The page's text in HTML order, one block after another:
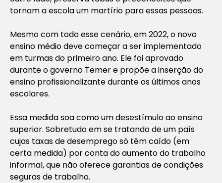
tornam a escola um martírio para essas pessoas.
Mesmo com todo esse cenário, em 2022, o novo
ensino médio deve começar a ser implementado
em turmas do primeiro ano. Ele foi aprovado
durante o governo Temer e propõe a inserção do
ensino profissionalizante durante os últimos anos
escolares.
Essa medida soa como um desestímulo ao ensino
superior. Sobretudo em se tratando de um país
cujas taxas de desemprego só têm caído (em
certa medida) por conta do aumento do trabalho
informal, que não oferece garantias de condições
seguras de trabalho.